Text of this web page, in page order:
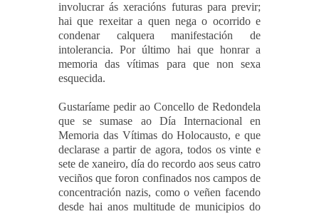
involucrar ás xeracións futuras para previr;
hai que rexeitar a quen nega o ocorrido e
condenar calquera manifestación de
intolerancia. Por último hai que honrar a
memoria das vítimas para que non sexa
esquecida.
Gustaríame pedir ao Concello de Redondela
que se sumase ao Día Internacional en
Memoria das Vítimas do Holocausto, e que
declarase a partir de agora, todos os vinte e
sete de xaneiro, día do recordo aos seus catro
veciños que foron confinados nos campos de
concentración nazis, como o veñen facendo
desde hai anos multitude de municipios do